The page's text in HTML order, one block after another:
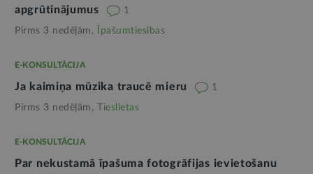
apgrūtinājumus
1
Pirms 3 nedēļām, Īpašumtiesības
E-KONSULTĀCIJA
Ja kaimiņa mūzika traucē mieru 1
Pirms 3 nedēļām, Tieslietas
E-KONSULTĀCIJA
Par nekustamā īpašuma fotogrāfijas ievietošanu